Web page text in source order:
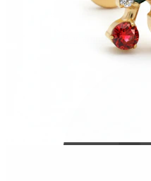
Bodymod Care